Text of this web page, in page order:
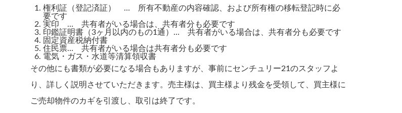
権利証（登記済証） … 所有不動産の内容確認、および所有権の移転登記時に必
要です
実印 … 共有者がいる場合は、共有者分も必要です
印鑑証明書（3ヶ月以内のもの1通）… 共有者がいる場合は、共有者分も必要です
固定資産税納付書
住民票… 共有者がいる場合は共有者分も必要です
電気・ガス・水道等清算領収書
その他にも書類が必要になる場合もありますが、事前にセンチュリー21のスタッフよ
り、詳しく説明させていただきます。売主様は、買主様より残金を受領して、買主様に
ご売却物件のカギを引渡し、取引は終了です。